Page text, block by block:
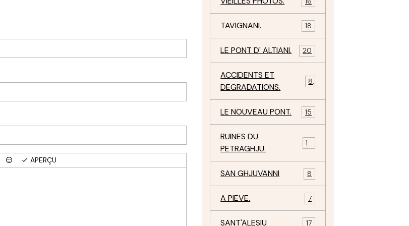
APERÇU
TAVIGNANI. 18
LE PONT D' ALTIANI. 20
ACCIDENTS ET
DEGRADATIONS.
8
LE NOUVEAU PONT. 15
RUINES DU
PETRAGHJU.
12
SAN GHJUVANNI 8
A PIEVE. 7
SANT'ALESIU 17